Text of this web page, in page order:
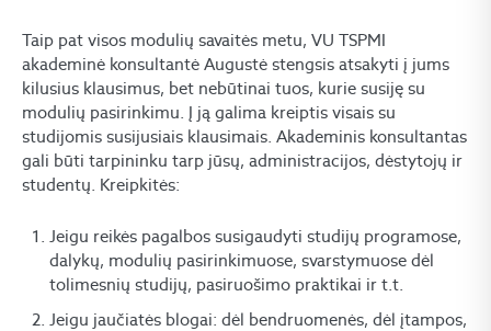
Taip pat visos modulių savaitės metu, VU TSPMI
akademinė konsultantė Augustė stengsis atsakyti į jums
kilusius klausimus, bet nebūtinai tuos, kurie susiję su
modulių pasirinkimu. Į ją galima kreiptis visais su
studijomis susijusiais klausimais. Akademinis konsultantas
gali būti tarpininku tarp jūsų, administracijos, dėstytojų ir
studentų. Kreipkitės:
Jeigu reikės pagalbos susigaudyti studijų programose,
dalykų, modulių pasirinkimuose, svarstymuose dėl
tolimesnių studijų, pasiruošimo praktikai ir t.t.
Jeigu jaučiatės blogai: dėl bendruomenės, dėl įtampos,